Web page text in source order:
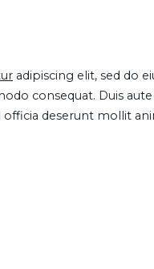
adipiscing elit, sed do
consequat. Duis
deserunt mollit